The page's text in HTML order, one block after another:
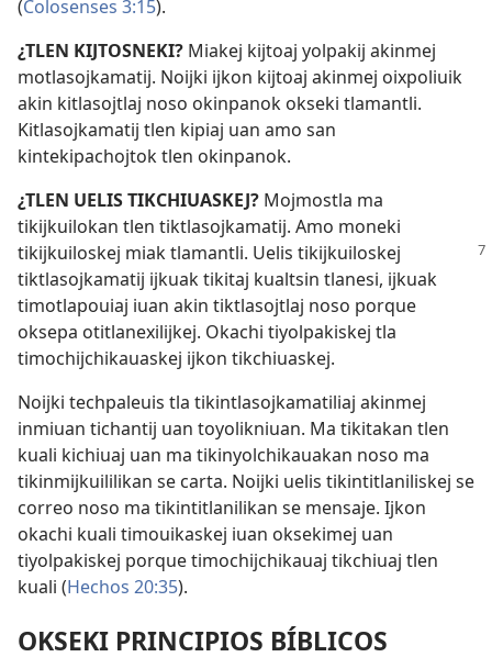
(Colosenses 3:15).
¿TLEN KIJTOSNEKI? Miakej kijtoaj yolpakij akinmej
motlasojkamatij. Noijki ijkon kijtoaj akinmej oixpoliuik
akin kitlasojtlaj noso okinpanok okseki tlamantli.
Kitlasojkamatij tlen kipiaj uan amo san
kintekipachojtok tlen okinpanok.
¿TLEN UELIS TIKCHIUASKEJ? Mojmostla ma
tikijkuilokan tlen tiktlasojkamatij. Amo moneki
tikijkuiloskej miak tlamantli. Uelis tikijkuiloskej
tiktlasojkamatij ijkuak tikitaj kualtsin tlanesi, ijkuak
timotlapouiaj iuan akin tiktlasojtlaj noso porque
oksepa otitlanexilijkej. Okachi tiyolpakiskej tla
timochijchikauaskej ijkon tikchiuaskej.
Noijki techpaleuis tla tikintlasojkamatiliaj akinmej
inmiuan tichantij uan toyolikniuan. Ma tikitakan tlen
kuali kichiuaj uan ma tikinyolchikauakan noso ma
tikinmijkuililikan se carta. Noijki uelis tikintitlaniliskej se
correo noso ma tikintitlanilikan se mensaje. Ijkon
okachi kuali timouikaskej iuan oksekimej uan
tiyolpakiskej porque timochijchikauaj tikchiuaj tlen
kuali (Hechos 20:35).
OKSEKI PRINCIPIOS BÍBLICOS